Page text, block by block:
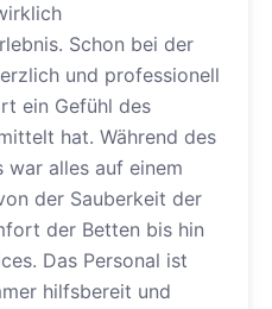
Schon bei der
und professionell
ein Gefühl des
hat. Während des
war alles auf einem
der Sauberkeit der
der Betten bis hin
Das Personal ist
hilfsbereit und